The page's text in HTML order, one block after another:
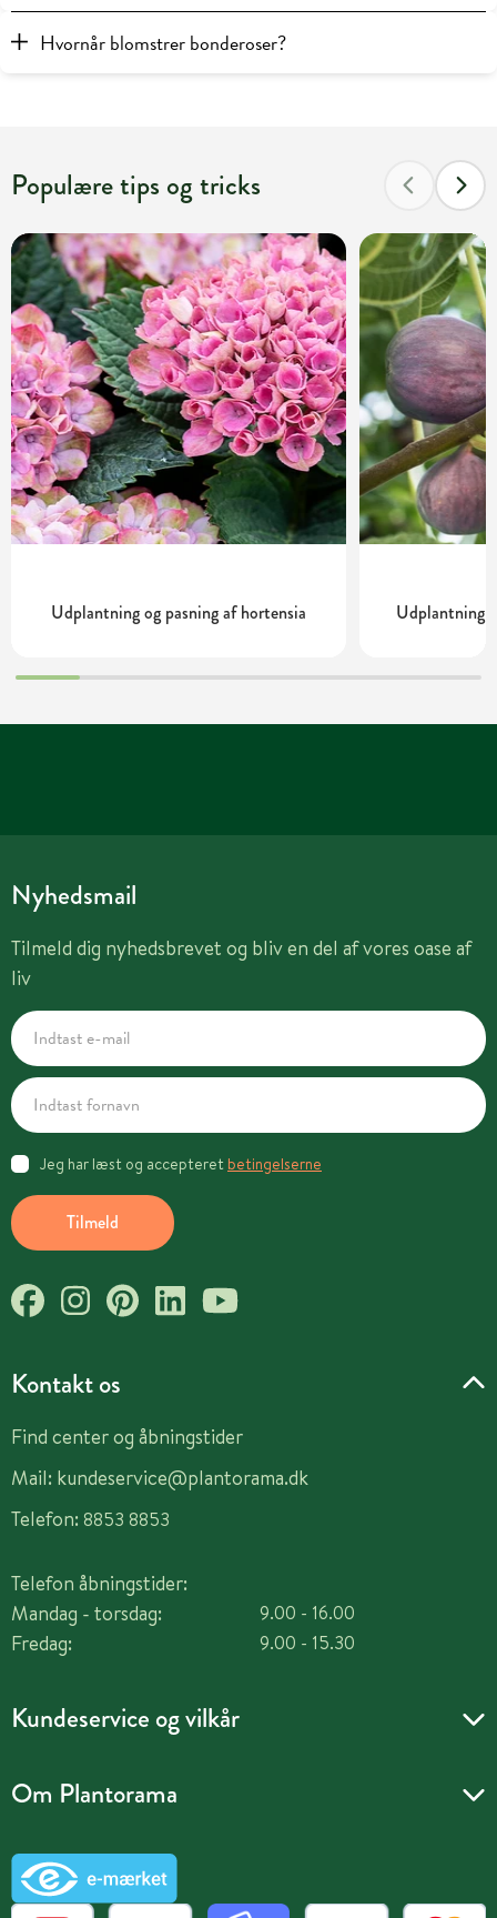
Hvornår blomstrer bonderoser?
Populære tips og tricks
Udplantning og pasning af hortensia Udplantning
Kontakt os
Find center og åbningstider
Mail: kundeservice@plantorama.dk
Telefon: 8853 8853
Telefon åbningstider:
Mandag - torsdag:
Fredag:
9.00 - 16.00
9.00 - 15.30
Kundeservice og vilkår
Om Plantorama
Nyhedsmail
Tilmeld dig nyhedsbrevet og bliv en del af vores oase af
liv
Tilmeld
Jeg har læst og accepteret betingelserne